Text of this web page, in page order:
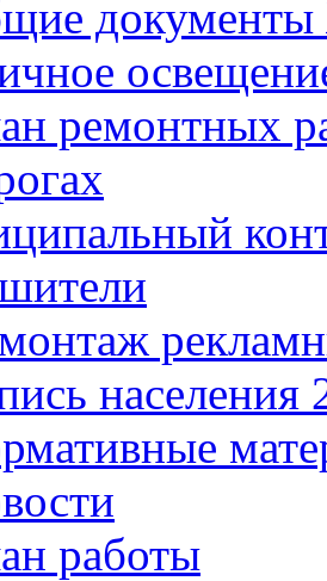
ремонтных
населения
работы